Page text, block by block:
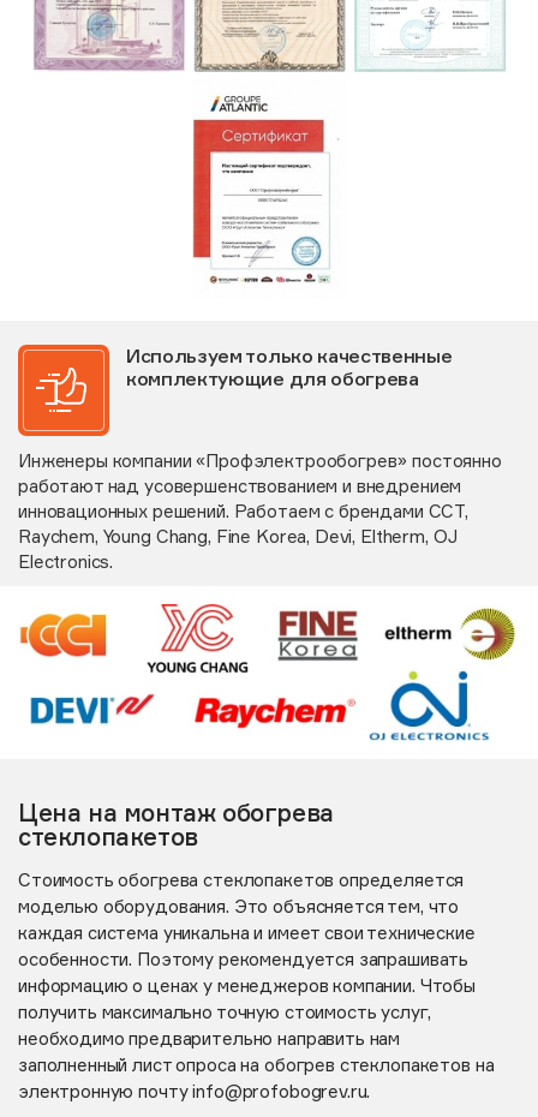
Используем только качественные
комплектующие для обогрева
Инженеры компании «Профэлектрообогрев» постоянно
работают над усовершенствованием и внедрением
инновационных решений. Работаем с брендами ССТ,
Raychem, Young Chang, Fine Korea, Devi, Eltherm, OJ
Electronics.
Цена на монтаж обогрева
стеклопакетов
Стоимость обогрева стеклопакетов определяется
моделью оборудования. Это объясняется тем, что
каждая система уникальна и имеет свои технические
особенности. Поэтому рекомендуется запрашивать
информацию о ценах у менеджеров компании. Чтобы
получить максимально точную стоимость услуг,
необходимо предварительно направить нам
заполненныйлист опроса на обогрев стеклопакетов на
электронную почтуinfo@profobogrev.ru.